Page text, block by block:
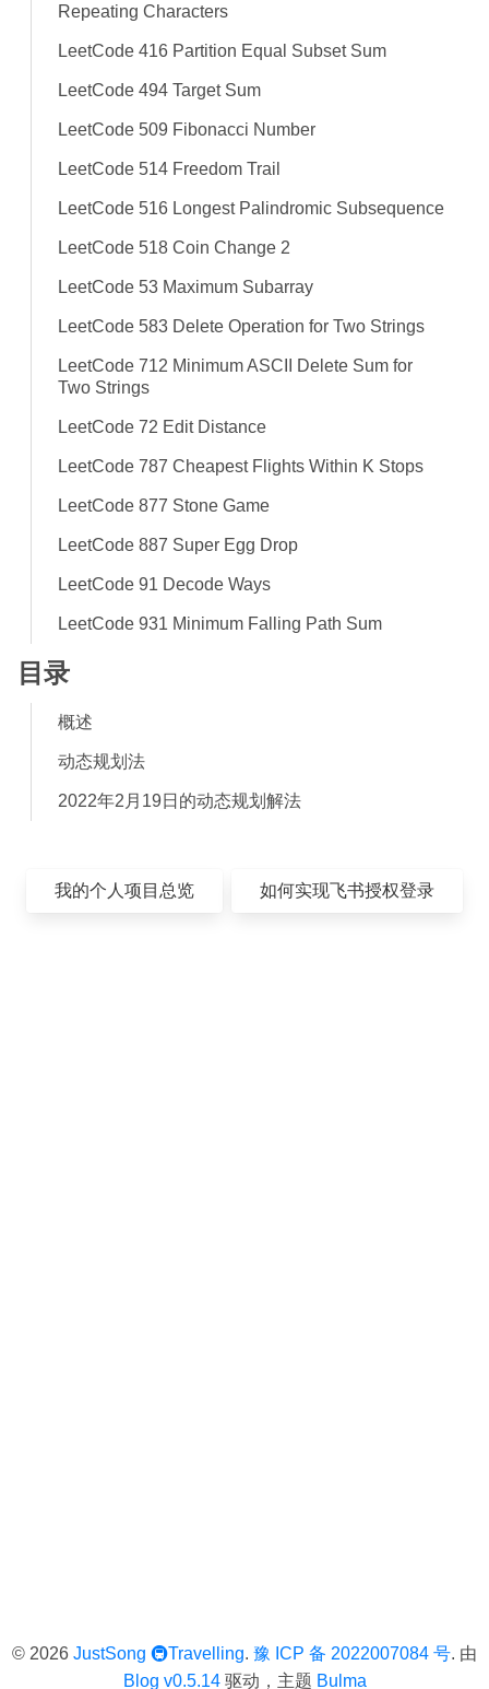
Repeating Characters
LeetCode 416 Partition Equal Subset Sum
LeetCode 494 Target Sum
LeetCode 509 Fibonacci Number
LeetCode 514 Freedom Trail
LeetCode 516 Longest Palindromic Subsequence
LeetCode 518 Coin Change 2
LeetCode 53 Maximum Subarray
LeetCode 583 Delete Operation for Two Strings
LeetCode 712 Minimum ASCII Delete Sum for
Two Strings
LeetCode 72 Edit Distance
LeetCode 787 Cheapest Flights Within K Stops
LeetCode 877 Stone Game
LeetCode 887 Super Egg Drop
LeetCode 91 Decode Ways
LeetCode 931 Minimum Falling Path Sum
目录
概述
动态规划法
2022年2月19日的动态规划解法
我的个人项目总览 如何实现飞书授权登录
© 2026 JustSong 🚇Travelling. 豫 ICP 备 2022007084 号. 由
Blog v0.5.14驱动，主题 Bulma